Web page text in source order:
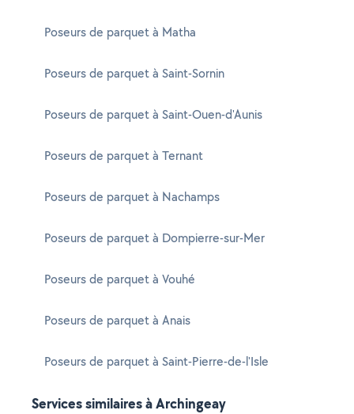
Poseurs de parquet à Matha
Poseurs de parquet à Saint-Sornin
Poseurs de parquet à Saint-Ouen-d'Aunis
Poseurs de parquet à Ternant
Poseurs de parquet à Nachamps
Poseurs de parquet à Dompierre-sur-Mer
Poseurs de parquet à Vouhé
Poseurs de parquet à Anais
Poseurs de parquet à Saint-Pierre-de-l'Isle
Services similaires à Archingeay